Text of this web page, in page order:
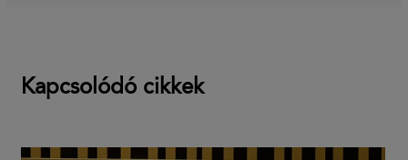
Kapcsolódó cikkek